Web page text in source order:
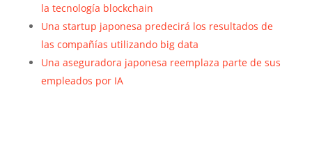
la tecnología blockchain
Una startup japonesa predecirá los resultados de
las compañías utilizando big data
Una aseguradora japonesa reemplaza parte de sus
empleados por IA